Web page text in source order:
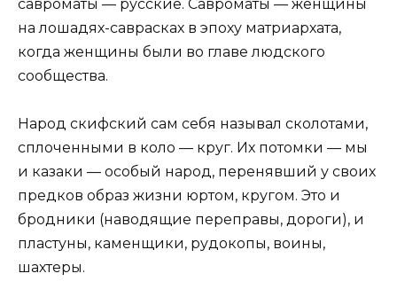
савроматы — русские. Савроматы — женщины
на лошадях-саврасках в эпоху матриархата,
когда женщины были во главе людского
сообщества.
Народ скифский сам себя называл сколотами,
сплоченными в коло — круг. Их потомки — мы
и казаки — особый народ, перенявший у своих
предков образ жизни юртом, кругом. Это и
бродники (наводящие переправы, дороги), и
пластуны, каменщики, рудокопы, воины,
шахтеры.